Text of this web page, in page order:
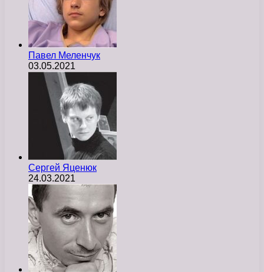
Павел Меленчук
03.05.2021
Сергей Яценюк
24.03.2021